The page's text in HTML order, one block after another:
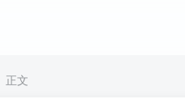
正文